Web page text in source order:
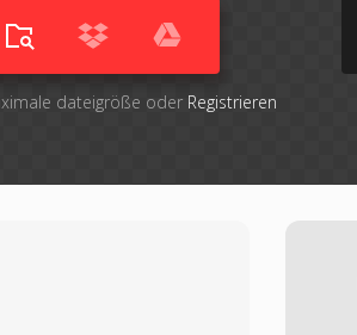
dateigröße oder Registrieren